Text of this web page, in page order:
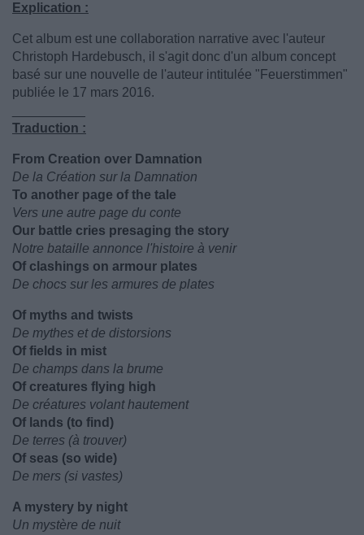
Explication :
Cet album est une collaboration narrative avec l'auteur
Christoph Hardebusch, il s'agit donc d'un album concept
basé sur une nouvelle de l'auteur intitulée "Feuerstimmen"
publiée le 17 mars 2016.
Traduction :
From Creation over Damnation
De la Création sur la Damnation
To another page of the tale
Vers une autre page du conte
Our battle cries presaging the story
Notre bataille annonce l'histoire à venir
Of clashings on armour plates
De chocs sur les armures de plates
Of myths and twists
De mythes et de distorsions
Of fields in mist
De champs dans la brume
Of creatures flying high
De créatures volant hautement
Of lands (to find)
De terres (à trouver)
Of seas (so wide)
De mers (si vastes)
A mystery by night
Un mystère de nuit